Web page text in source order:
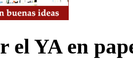
el YA en